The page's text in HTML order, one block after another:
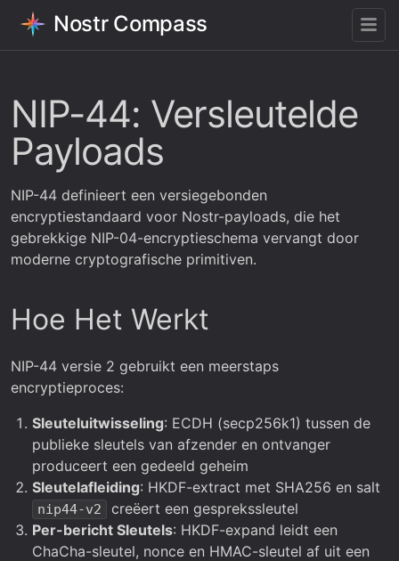
Nostr Compass
NIP-44: Versleutelde
Payloads
NIP-44 definieert een versiegebonden
encryptiestandaard voor Nostr-payloads, die het
gebrekkige NIP-04-encryptieschema vervangt door
moderne cryptografische primitiven.
Hoe Het Werkt
NIP-44 versie 2 gebruikt een meerstaps
encryptieproces:
Sleuteluitwisseling: ECDH (secp256k1) tussen de
publieke sleutels van afzender en ontvanger
produceert een gedeeld geheim
Sleutelafleiding: HKDF-extract met SHA256 en salt
nip44-v2
creëert een gesprekssleutel
Per-bericht Sleutels: HKDF-expand leidt een
ChaCha-sleutel, nonce en HMAC-sleutel af uit een